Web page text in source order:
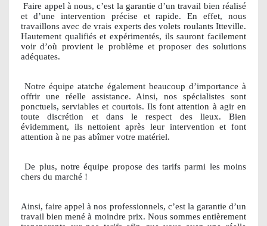
Faire appel à nous, c’est la garantie d’un travail bien réalisé
et d’une intervention précise et rapide. En effet, nous
travaillons avec de vrais experts des volets roulants Itteville.
Hautement qualifiés et expérimentés, ils sauront facilement
voir d’où provient le problème et proposer des solutions
adéquates.
Notre équipe atatche également beaucoup d’importance à
offrir une réelle assistance. Ainsi, nos spécialistes sont
ponctuels, serviables et courtois. Ils font attention à agir en
toute discrétion et dans le respect des lieux. Bien
évidemment, ils nettoient après leur intervention et font
attention à ne pas abîmer votre matériel.
De plus, notre équipe propose des tarifs parmi les moins
chers du marché !
Ainsi, faire appel à nos professionnels, c’est la garantie d’un
travail bien mené à moindre prix. Nous sommes entièrement